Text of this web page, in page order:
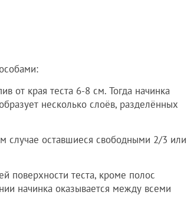
от края теста 6-8 см. Тогда начинка
несколько слоёв, разделённых
случае оставшиеся свободными 2/3 или
поверхности теста, кроме полос
начинка оказывается между всеми